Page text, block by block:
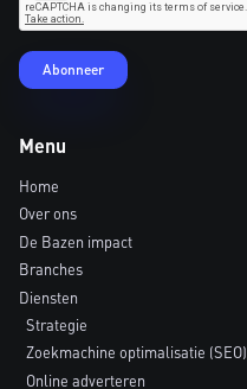
Menu
Home
Over ons
De Bazen impact
Branches
Diensten
Strategie
Zoekmachine optimalisatie (SEO)
Online adverteren